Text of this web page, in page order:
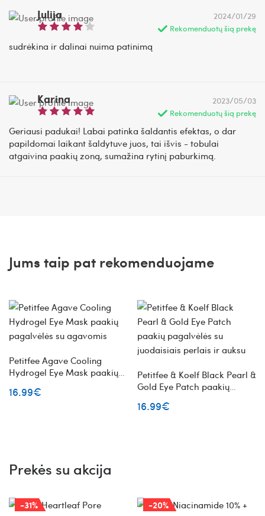
Julija
Rekomenduotų šią prekę
2024/01/29
sudrėkina ir dalinai nuima patinimą
Karina
Rekomenduotų šią prekę
2023/05/03
Geriausi padukai! Labai patinka šaldantis efektas, o dar
papildomai laikant šaldytuve juos, tai išvis - tobulai
atgaivina paakių zoną, sumažina rytinį paburkimą.
Jums taip pat rekomenduojame
Petitfee Agave Cooling
Hydrogel Eye Mask paakių
16.99€
Petitfee & Koelf Black Pearl &
Gold Eye Patch paakių
perlais ir auksu
16.99€
Prekės su akcija
-31% -20%